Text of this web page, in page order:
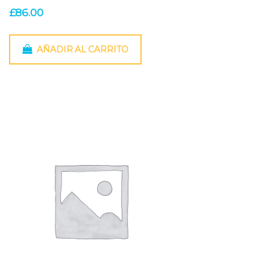
£86.00
AÑADIR AL CARRITO